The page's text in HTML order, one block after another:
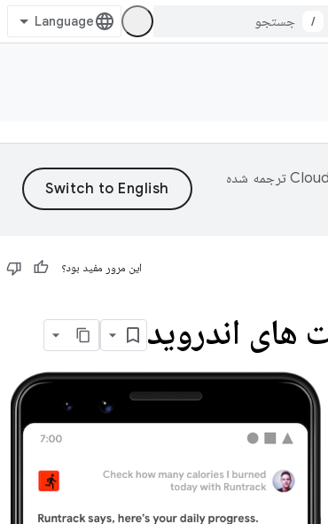
/
ترجمه شده
این مرور مفید بود؟